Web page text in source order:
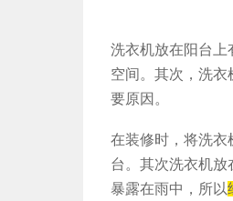
洗衣机放在阳台上
空间。其次，洗
要原因。
在装修时，将洗衣
台。其次洗衣机
暴露在雨中，所以